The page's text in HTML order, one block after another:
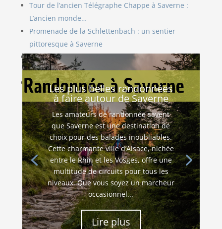
Tour de l’ancien Télégraphe Chappe à Saverne :
L’ancien monde…
Promenade de la Schlettenbach : un sentier
pittoresque à Saverne
Port de Plaisance de Saverne : une escale
charmante
Plongée dans l’histoire du Château du Grand
Geroldseck
Les plus belles randonnées
à faire autour de Saverne
Les amateurs de randonnée savent
que Saverne est une destination de
choix pour des balades inoubliables.
Cette charmante ville d’Alsace, nichée
entre le Rhin et les Vosges, offre une
multitude de circuits pour tous les
niveaux. Que vous soyez un marcheur
occasionnel...
Lire plus